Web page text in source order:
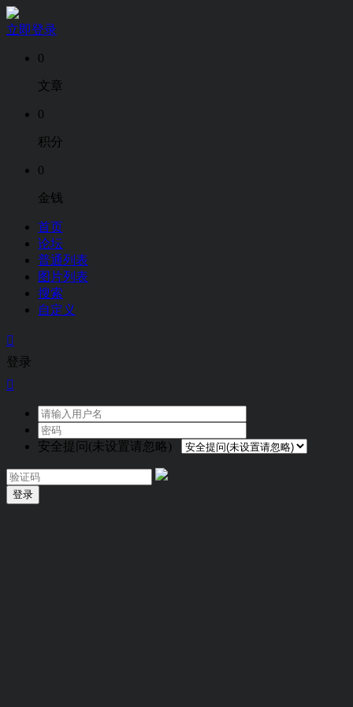
立即登录
0
文章
0
积分
0
金钱
首页
论坛
普通列表
图片列表
搜索
自定义

登录

安全提问(未设置请忽略)
登录